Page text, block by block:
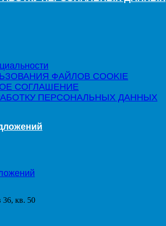
ФАЙЛОВ COOKIE
СОГЛАШЕНИЕ
ПЕРСОНАЛЬНЫХ ДАННЫХ
36, кв. 50